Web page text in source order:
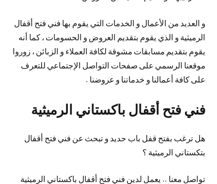
و العديد من الأعمال و الخدمات التي يقوم بها فني فتح أقفال
الرميثية و الذي يقوم بتقديم العروض و الحسومات ، كما أنه
يقوم بتقديم مسابقات مشوقة لكافة العملاء و الزبائن ، زوروا
موقعنا الرسمي على صفحات التواصل الإجتماعي للتعرف
على كافة أعمالنا و خدماتنا و عروضنا .
فني فتح أقفال باكستاني الرميثية
هل ترغب بفتح قفل باب حديد و تبحث عن فني فتح أقفال
بتكستاني الرميثية ؟
تواصل معنا .. يعمل لدين فني فتح أقفال باكستاني الرميثية